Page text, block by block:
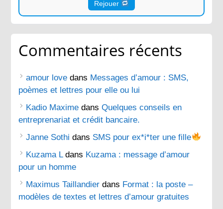
Rejouer
Commentaires récents
amour love dans Messages d’amour : SMS,
poèmes et lettres pour elle ou lui
Kadio Maxime dansQuelques conseils en
entreprenariat et crédit bancaire.
Janne Sothi dans SMS pour ex*i*ter une fille
Kuzama Ldans Kuzama : message d’amour
pour un homme
Maximus Taillandier dans Format : la poste –
modèles de textes et lettres d’amour gratuites